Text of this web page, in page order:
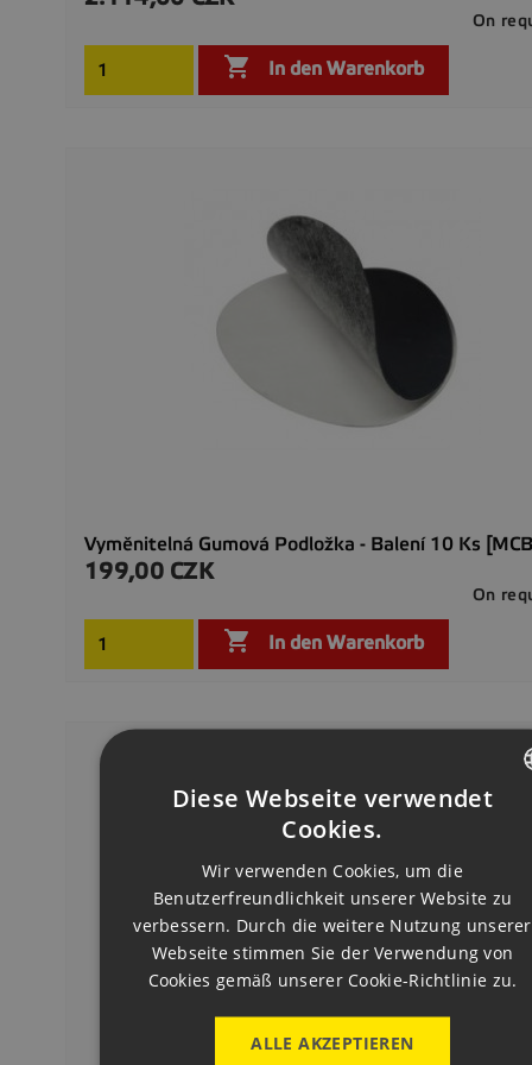
On
 In den Warenkorb
Vyměnitelná Gumová Podložka - Balení 10 Ks
Preis
199,00 CZK
On
 In den Warenkorb
GERMAN
Diese Webseite verwendet
Cookies.
Wir verwenden Cookies, um die
Benutzerfreundlichkeit unserer Website zu
verbessern. Durch die weitere Nutzung unserer
Webseite stimmen Sie der Verwendung von
Cookies gemäß unserer Cookie-Richtlinie zu.
ALLE AKZEPTIEREN